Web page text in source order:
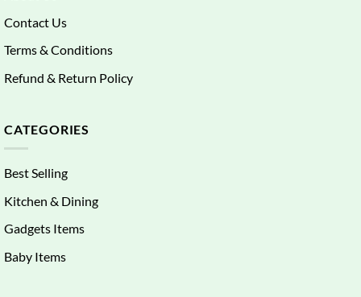
Contact Us
Terms & Conditions
Refund & Return Policy
CATEGORIES
Best Selling
Kitchen & Dining
Gadgets Items
Baby Items